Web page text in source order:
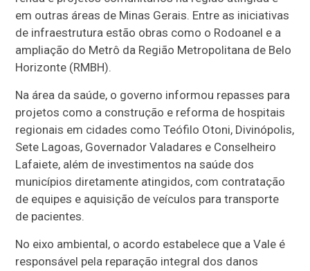
em outras áreas de Minas Gerais. Entre as iniciativas
de infraestrutura estão obras como o Rodoanel e a
ampliação do Metrô da Região Metropolitana de Belo
Horizonte (RMBH).
Na área da saúde, o governo informou repasses para
projetos como a construção e reforma de hospitais
regionais em cidades como Teófilo Otoni, Divinópolis,
Sete Lagoas, Governador Valadares e Conselheiro
Lafaiete, além de investimentos na saúde dos
municípios diretamente atingidos, com contratação
de equipes e aquisição de veículos para transporte
de pacientes.
No eixo ambiental, o acordo estabelece que a Vale é
responsável pela reparação integral dos danos